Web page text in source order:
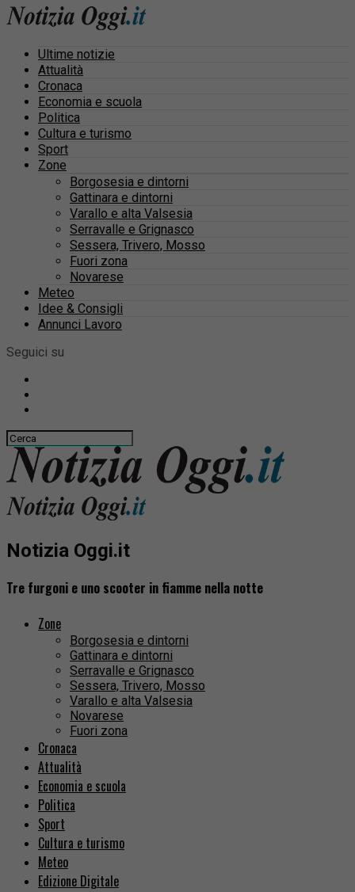
Ultime notizie
Attualità
Cronaca
Economia e scuola
Politica
Cultura e turismo
Sport
Zone
Borgosesia e dintorni
Gattinara e dintorni
Varallo e alta Valsesia
Serravalle e Grignasco
Sessera, Trivero, Mosso
Fuori zona
Novarese
Meteo
Idee & Consigli
Annunci Lavoro
Seguici su
Notizia Oggi.it
Tre furgoni e uno scooter in fiamme nella notte
Zone
Borgosesia e dintorni
Gattinara e dintorni
Serravalle e Grignasco
Sessera, Trivero, Mosso
Varallo e alta Valsesia
Novarese
Fuori zona
Cronaca
Attualità
Economia e scuola
Politica
Sport
Cultura e turismo
Meteo
Edizione Digitale